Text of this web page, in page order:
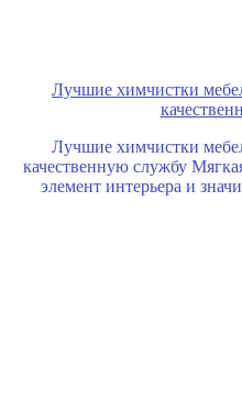
Лучшие химчистки
Лучшие химчистки
качественную службу
элемент интерьера и